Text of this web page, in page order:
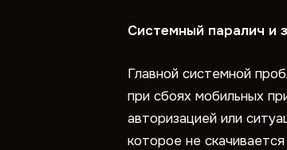
Системный паралич и
Главной системной
при сбоях мобильных
авторизацией или
которое не